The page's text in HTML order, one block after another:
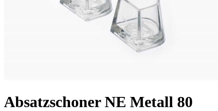
Absatzschoner NE Metall 80